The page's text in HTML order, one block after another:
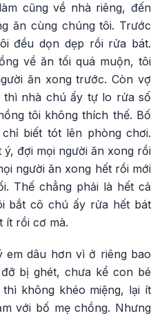
cũng về nhà riêng, đến
ăn cùng chúng tôi. Trước
đều dọn dẹp rồi rửa bát.
về ăn tối quá muộn, tôi
ăn xong trước. Còn vợ
nhà chú ấy tự lo rửa số
tôi không thích thế. Bố
biết tót lên phòng chơi.
ý, đợi mọi người ăn xong rồi
người ăn xong hết rồi mới
Thế chẳng phải là hết cả
bắt cô chú ấy rửa hết bát
ít rồi cơ mà.
em dâu hơn vì ở riêng bao
bị ghét, chưa kể con bé
không khéo miệng, lại ít
với bố mẹ chồng. Nhưng